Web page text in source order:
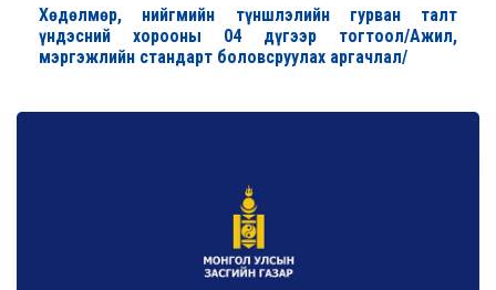
Хөдөлмөр, нийгмийн түншлэлийн гурван талт
үндэсний хорооны 04 дүгээр тогтоол/Ажил,
мэргэжлийн стандарт боловсруулах аргачлал/